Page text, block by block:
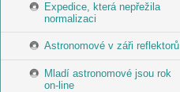
Expedice, která nepřežila
normalizaci
Astronomové v záři reflektorů
Mladí astronomové jsou rok
on-line